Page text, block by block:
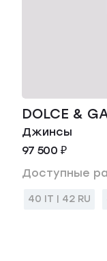
DOLCE &
Джинсы
97 500 ₽
Доступные
40 IT | 42 RU